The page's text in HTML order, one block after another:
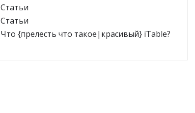
Статьи
Статьи
Что {прелесть что такое|красивый} iTable?